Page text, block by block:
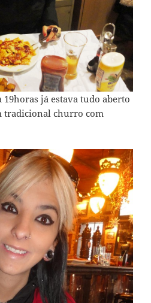
já estava tudo aberto
tradicional churro com